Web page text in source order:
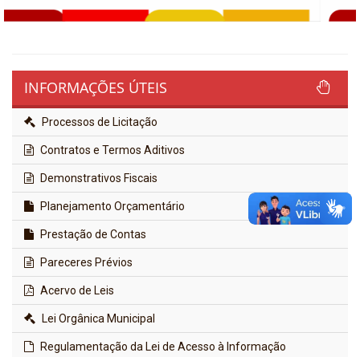
INFORMAÇÕES ÚTEIS
Processos de Licitação
Contratos e Termos Aditivos
Demonstrativos Fiscais
Planejamento Orçamentário
Prestação de Contas
Pareceres Prévios
Acervo de Leis
Lei Orgânica Municipal
Regulamentação da Lei de Acesso à Informação